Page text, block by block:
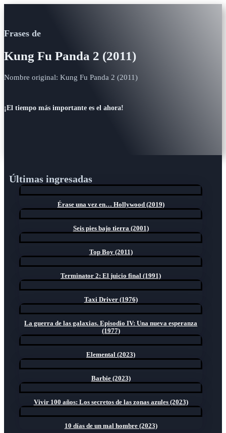
Frases de
Kung Fu Panda 2 (2011)
Nombre original: Kung Fu Panda 2 (2011)
¡El tiempo más importante es el ahora!
Últimas ingresadas
Érase una vez en… Hollywood (2019)
Seis pies bajo tierra (2001)
Top Boy (2011)
Terminator 2: El juicio final (1991)
Taxi Driver (1976)
La guerra de las galaxias. Episodio IV: Una nueva esperanza
(1977)
Elemental (2023)
Barbie (2023)
Vivir 100 años: Los secretos de las zonas azules (2023)
10 días de un mal hombre (2023)